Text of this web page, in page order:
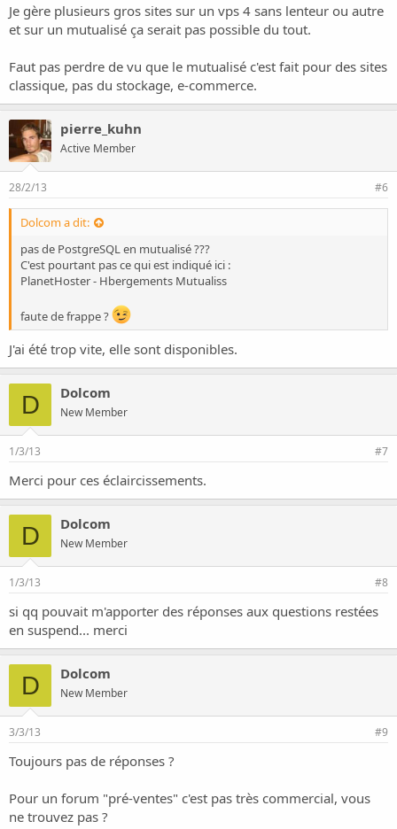
Je gère plusieurs gros sites sur un vps 4 sans lenteur ou autre
et sur un mutualisé ça serait pas possible du tout.
Faut pas perdre de vu que le mutualisé c'est fait pour des sites
classique, pas du stockage, e-commerce.
pierre_kuhn
Active Member
28/2/13 #6
Dolcom a dit:
pas de PostgreSQL en mutualisé ???
C'est pourtant pas ce qui est indiqué ici :
PlanetHoster - Hbergements Mutualiss
faute de frappe ?
J'ai été trop vite, elle sont disponibles.
D Dolcom
New Member
1/3/13 #7
Merci pour ces éclaircissements.
D Dolcom
New Member
1/3/13 #8
si qq pouvait m'apporter des réponses aux questions restées
en suspend... merci
D Dolcom
New Member
3/3/13 #9
Toujours pas de réponses ?
Pour un forum "pré-ventes" c'est pas très commercial, vous
ne trouvez pas ?